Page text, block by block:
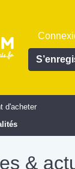
d'acheter
&